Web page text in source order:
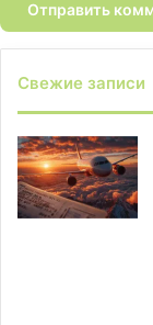
Свежие записи